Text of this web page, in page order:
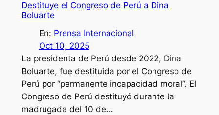
Destituye el Congreso de Perú a Dina
Boluarte
En: Prensa Internacional
Oct 10, 2025
La presidenta de Perú desde 2022, Dina
Boluarte, fue destituida por el Congreso de
Perú por “permanente incapacidad moral”. El
Congreso de Perú destituyó durante la
madrugada del 10 de…